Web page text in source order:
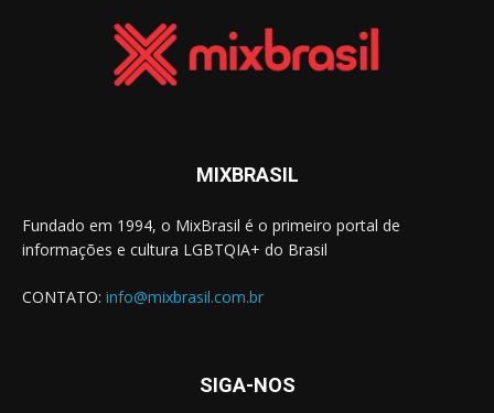
MIXBRASIL
Fundado em 1994, o MixBrasil é o primeiro portal de
informações e cultura LGBTQIA+ do Brasil
CONTATO: info@mixbrasil.com.br
SIGA-NOS